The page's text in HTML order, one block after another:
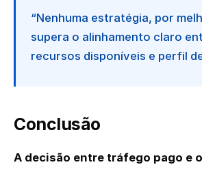
“Nenhuma estratégia, por
supera o alinhamento claro
recursos disponíveis e perfil
Conclusão
A decisão entre tráfego pago e